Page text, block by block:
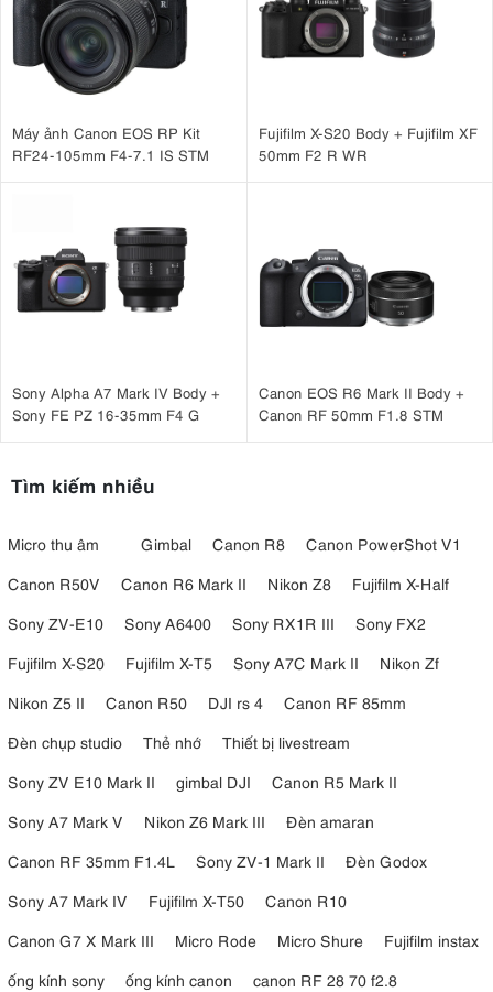
Máy ảnh Canon EOS RP Kit
RF24-105mm F4-7.1 IS STM
Fujifilm X-S20 Body + Fujifilm XF
50mm F2 R WR
Sony Alpha A7 Mark IV Body +
Sony FE PZ 16-35mm F4 G
Canon EOS R6 Mark II Body +
Canon RF 50mm F1.8 STM
Tìm kiếm nhiều
Micro thu âm Gimbal Canon R8
Canon PowerShot V1
Canon R50V
Canon R6 Mark II Nikon Z8
Fujifilm X-Half
Sony ZV-E10
Sony A6400 Sony RX1R III
Sony FX2
Fujifilm X-S20
Fujifilm X-T5 Sony A7C Mark II
Nikon Zf
Nikon Z5 II
Canon R50 DJI rs 4
Canon RF 85mm
Đèn chụp studio
Thẻ nhớ
Thiết bị livestream
Sony ZV E10 Mark II
gimbal DJI
Canon R5 Mark II
Sony A7 Mark V
Nikon Z6 Mark III
Đèn amaran
Canon RF 35mm F1.4L
Sony ZV-1 Mark II
Đèn Godox
Sony A7 Mark IV
Fujifilm X-T50
Canon R10
Canon G7 X Mark III
Micro Rode Micro Shure
Fujifilm instax
ống kính sony
ống kính canon
canon RF 28 70 f2.8